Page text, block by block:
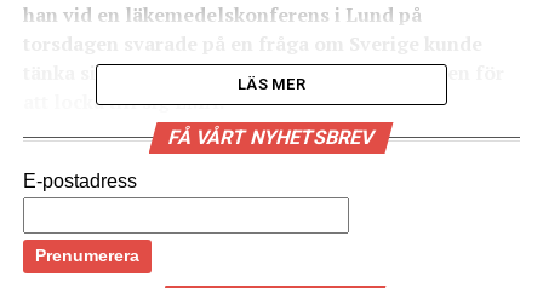
han vid en läkemedelskonferens i Lund på
tänka sig ett samarbete med Danmark i kampen för
att locka till sig EMA.
– Jag är lite sur på Region Skåne och det skäms jag inte
för att säga, uppger Anders Lönnberg till News Øresund
future of Swedish & Danish life science i Medicon Village
i Lund.
LÄS MER
FÅ VÅRT NYHETSBREV
E-postadress